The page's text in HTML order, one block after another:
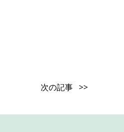
次の記事 >>